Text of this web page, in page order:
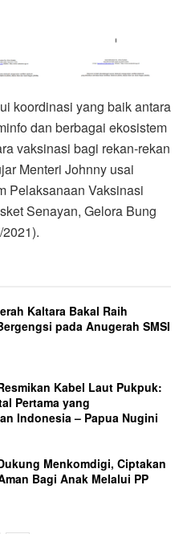
koordinasi yang baik antara
dan berbagai ekosistem
vaksinasi bagi rekan-rekan
Menteri Johnny usai
Pelaksanaan Vaksinasi
Senayan, Gelora Bung
Kaltara Bakal Raih
pada Anugerah SMSI
Kabel Laut Pukpuk:
Pertama yang
Indonesia – Papua Nugini
Menkomdigi, Ciptakan
Bagi Anak Melalui PP